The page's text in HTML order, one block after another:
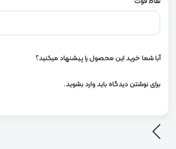
آبا شما خرید این محصول را پیشنهاد میکنید؟
برای نوشتن دیدگاه بایدوارد بشوید.